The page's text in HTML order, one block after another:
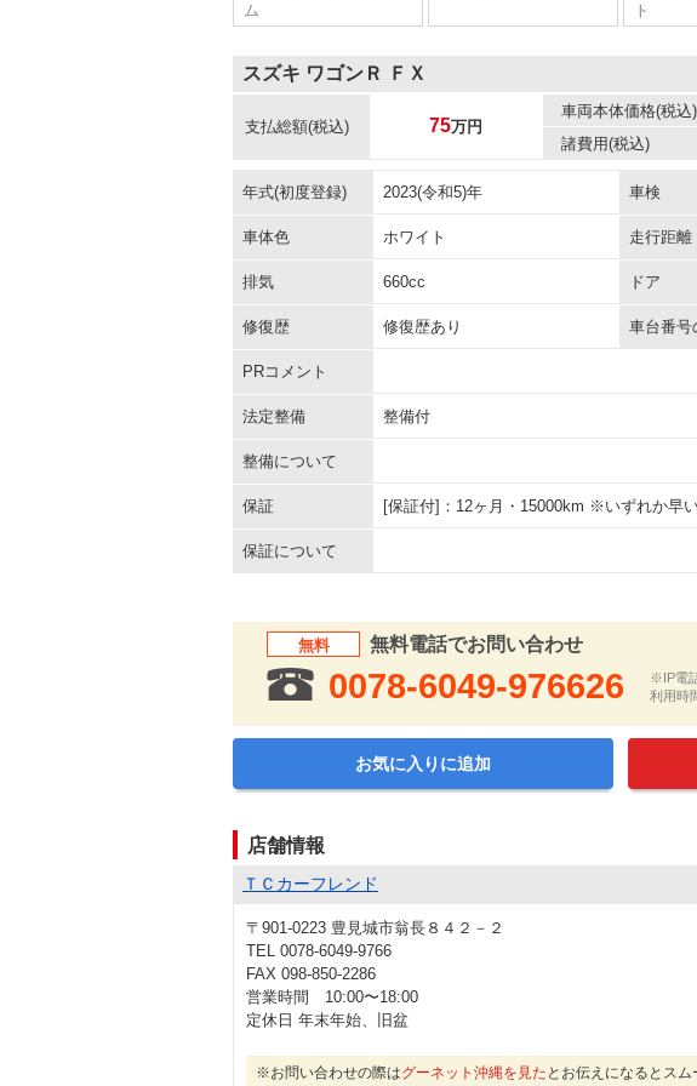
ム
ト
スズキ ワゴンＲ ＦＸ
支払総額(税込) 75万円
車両本体価格(税込
諸費用(税込)
年式(初度登録) 2023(令和5)年 車検
車体色 ホワイト 走行距離
排気 660cc ドア
修復歴 修復歴あり 車台番号
PRコメント
法定整備 整備付
整備について
保証 [保証付]：12ヶ月・15000km ※いずれか早
保証について
無料 無料電話でお問い合わせ
0078-6049-976626
※IP電
利用時
お気に入りに追加
店舗情報
ＴＣカーフレンド
〒901-0223 豊見城市翁長８４２－２
TEL 0078-6049-9766
FAX 098-850-2286
営業時間 10:00〜18:00
定休日 年末年始、旧盆
※お問い合わせの際はグーネット沖縄を見た とお伝えになるとスム